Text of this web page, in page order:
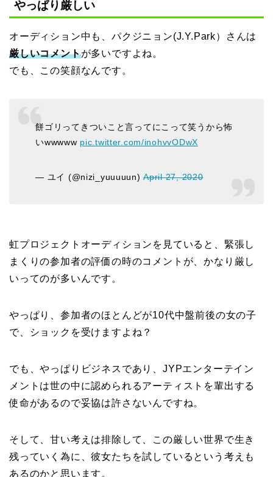
やっぱり厳しい
オーディション中も、パクジニョン(J.Y.Park）さんは
厳しいコメントが多いですよね。
でも、この笑顔なんです。
餅ゴリってきついこと言ってにこって笑うから怖
いwwwww pic.twitter.com/inohvvODwX
— ユイ (@nizi_yuuuuun)April 27, 2020
虹プロジェクトオーディションを見ていると、緊張し
まくりの参加者の評価の時のコメントが、かなり厳し
いってのが多いんです。
やっぱり、参加者のほとんどが10代中盤前後の女の子
で、ショックを受けますよね？
でも、やっぱりビジネスであり、JYPエンターテイン
メントは世の中に認められるアーティストを輩出する
使命があるので妥協は許さないんですね。
そして、甘い考えは排除して、この厳しい世界で生き
残っていく為に、彼女たちを試しているという考えも
あるのかと思います。